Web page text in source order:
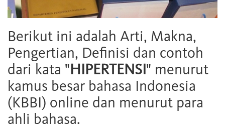
Berikut ini adalah Arti, Makna,
Pengertian, Definisi dan contoh
dari kata "HIPERTENSI" menurut
kamus besar bahasa Indonesia
(KBBI) online dan menurut para
ahli bahasa.